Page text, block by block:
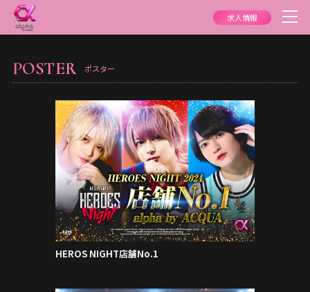
求人情報
POSTER ポスター
HEROS NIGHT店舗No.1